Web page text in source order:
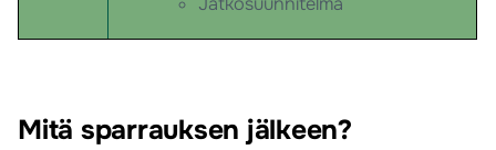
Mitä sparrauksen jälkeen?